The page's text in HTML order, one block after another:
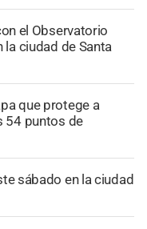
el Observatorio
la ciudad de Santa
que protege a
54 puntos de
sábado en la ciudad